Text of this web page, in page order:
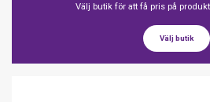
Välj butik för att få pris på
Välj butik